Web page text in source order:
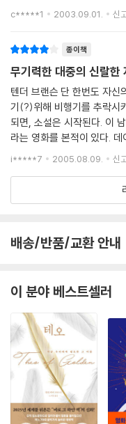
맺음을 맺는 것을 보면 놀
c*****1 2003.09.01. 신
종이책
무기력한 대중의 신랄한
텐더 브랜슨 단 한번도 자신
기(?)위해 비행기를 추락시키고 있다. 비행기 추락의
되면, 소설은 시작된다. 이 남자의 자기 고백이... 몇년전에 파이트 클럽이
라는 영화를 본적이 있다. 데이빗 핀처가 연출한 이 작품에서 에드워드 노
튼은 사는게 지루한 소심한
i*****7 2005.08.09. 신
배송/반품/교환 안내
이 분야 베스트셀러